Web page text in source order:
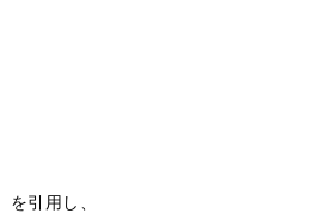
引用し、